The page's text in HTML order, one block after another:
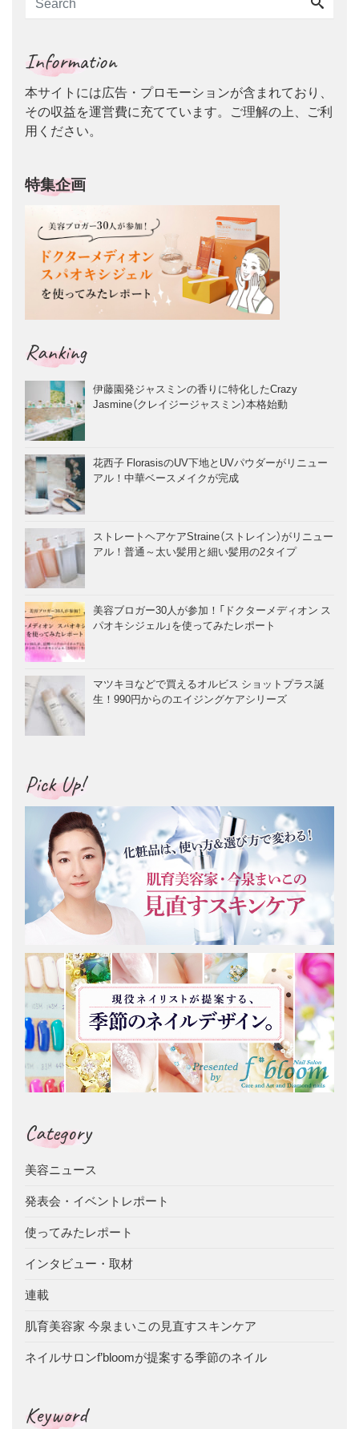
Information
本サイトには広告・プロモーションが含まれており、
その収益を運営費に充てています。ご理解の上、ご利
用ください。
特集企画
Ranking
伊藤園発ジャスミンの香りに特化したCrazy
Jasmine（クレイジージャスミン）本格始動
花西子 FlorasisのUV下地とUVパウダーがリニュー
アル！中華ベースメイクが完成
ストレートヘアケアStraine（ストレイン）がリニュー
アル！普通～太い髪用と細い髪用の2タイプ
美容ブロガー30人が参加！「ドクターメディオン ス
パオキシジェル」を使ってみたレポート
マツキヨなどで買えるオルビス ショットプラス誕
生！990円からのエイジングケアシリーズ
Pick Up!
Category
美容ニュース
発表会・イベントレポート
使ってみたレポート
インタビュー・取材
連載
肌育美容家 今泉まいこの見直すスキンケア
ネイルサロンf’bloomが提案する季節のネイル
Keyword